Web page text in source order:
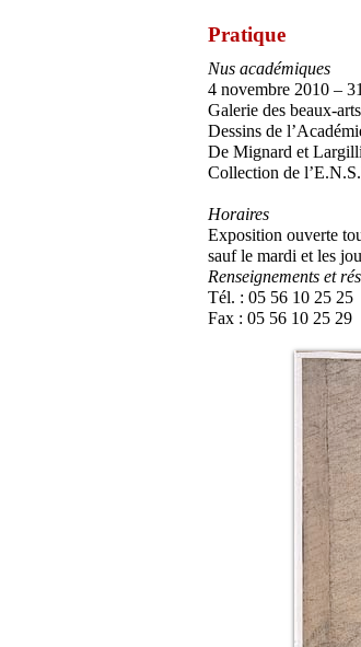
Pratique
Nus académiques
4 novembre 2010 –
Galerie des beaux-arts
Dessins de
De Mignard et
Collection de
Horaires
Exposition ouverte
sauf le mardi et les
Renseignements et
Tél. : 05 56 10 25 25
Fax : 05 56 10 25 29